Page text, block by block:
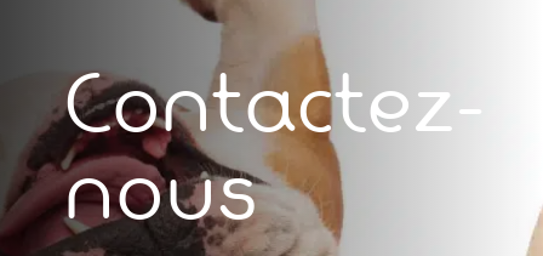
Contactez-
nous